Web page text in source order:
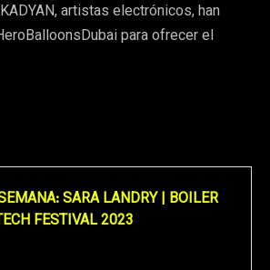
artistas electrónicos, han
para ofrecer el
SARA LANDRY | BOILER
FESTIVAL 2023